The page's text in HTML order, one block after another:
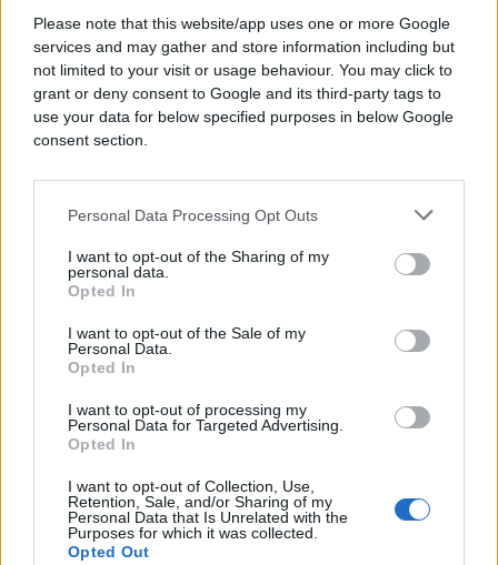
Please note that this website/app uses one or more Google
services and may gather and store information including but
not limited to your visit or usage behaviour. You may click to
grant or deny consent to Google and its third-party tags to
use your data for below specified purposes in below Google
consent section.
Personal Data Processing Opt Outs
I want to opt-out of the Sharing of my
personal data.
Opted In
I want to opt-out of the Sale of my
Personal Data.
Opted In
I want to opt-out of processing my
Personal Data for Targeted Advertising.
Opted In
I want to opt-out of Collection, Use,
Retention, Sale, and/or Sharing of my
Personal Data that Is Unrelated with the
Purposes for which it was collected.
Opted Out